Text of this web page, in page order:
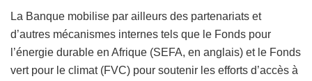
La Banque mobilise par ailleurs des partenariats et
d’autres mécanismes internes tels que le Fonds pour
l’énergie durable en Afrique (SEFA, en anglais) et le Fonds
vert pour le climat (FVC) pour soutenir les efforts d’accès à